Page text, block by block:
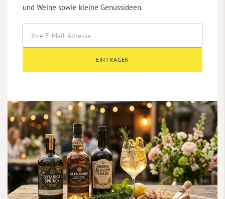
und Weine sowie kleine Genussideen.
EINTRAGEN